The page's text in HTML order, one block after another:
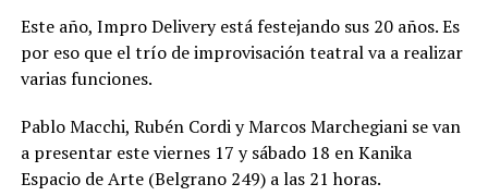
Este año, Impro Delivery está festejando sus 20 años. Es
por eso que el trío de improvisación teatral va a realizar
varias funciones.
Pablo Macchi, Rubén Cordi y Marcos Marchegiani se van
a presentar este viernes 17 y sábado 18 en Kanika
Espacio de Arte (Belgrano 249) a las 21 horas.